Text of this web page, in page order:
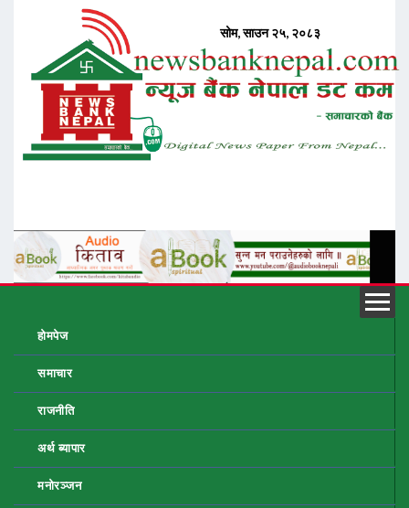
होमपेज
समाचार
राजनीति
अर्थ ब्यापार
मनोरञ्जन